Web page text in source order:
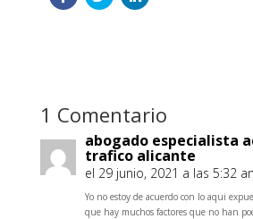
1 Comentario
abogado especialista
trafico alicante
el 29 junio, 2021 a las 5:32
Yo no estoy de acuerdo con lo aqui
que hay muchos factores que no han